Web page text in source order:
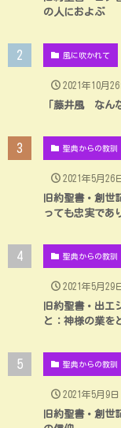
の人におよぶ
風に吹かれて
2021年10月26
「藤井風 なん
聖典からの教訓
2021年5月26
旧約聖書・創世
っても忠実であ
聖典からの教訓
2021年5月29
旧約聖書・出エ
と：神様の業を
聖典からの教訓
2021年5月9日
旧約聖書・創世